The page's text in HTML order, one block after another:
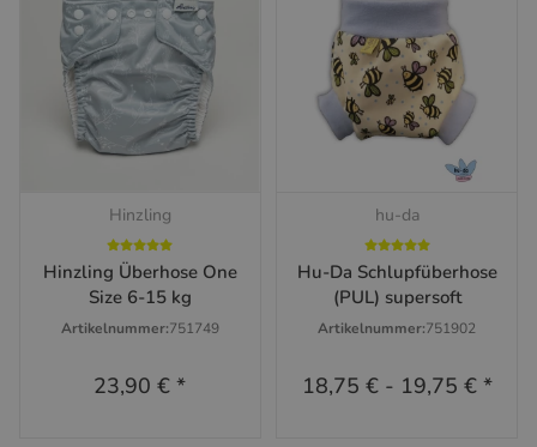
Hinzling
Hinzling Überhose One
Size 6-15 kg
Artikelnummer:751749
23,90 €*
hu-da
Hu-Da Schlupfüberhose
(PUL) supersoft
Artikelnummer:751902
18,75 €- 19,75 € *